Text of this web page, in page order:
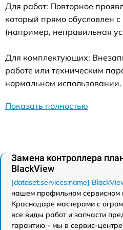
Для работ: Повторное
который прямо обусловлен
(например, неправильная
Для комплектующих:
работе или техническим
нормальном использовании.
Показать полностью
Замена контроллера
BlackView
[dataset:services:name]
нашем профильном сервисном
Краснодаре мастерами с
все виды работ и запчасти
гарантию - мы в сервис-